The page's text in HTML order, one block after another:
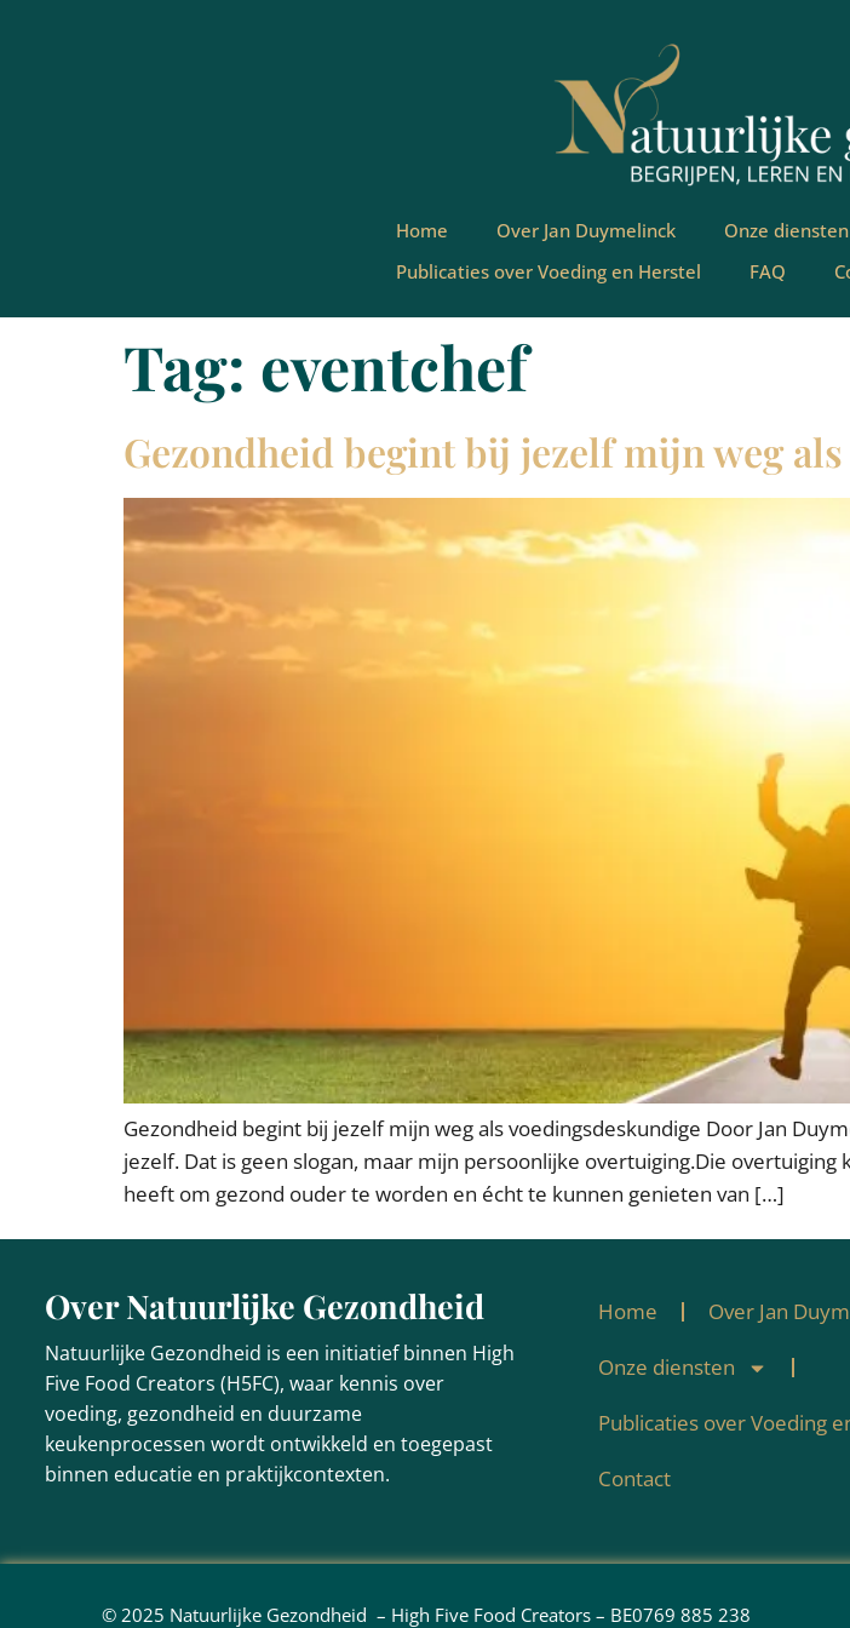
Home Over Jan Duymelinck
Onze diensten
Publicaties over Voeding en Herstel
FAQ
Tag: eventchef
Gezondheid begint bij jezelf mijn weg
Gezondheid begint bij jezelf mijn weg als voedingsdeskundige Door Jan
jezelf. Dat is geen slogan, maar mijn persoonlijke overtuiging.Die
heeft om gezond ouder te worden en écht te kunnen genieten van […]
Over Natuurlijke Gezondheid
Natuurlijke Gezondheid is een initiatief binnen High
Five Food Creators (H5FC), waar kennis over
voeding, gezondheid en duurzame
keukenprocessen wordt ontwikkeld en toegepast
binnen educatie en praktijkcontexten.
Home
Over Jan
Onze diensten
Publicaties over Voeding
Contact
© 2025 Natuurlijke Gezondheid – High Five Food Creators – BE0769 885 238